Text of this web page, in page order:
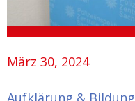
März 30, 2024
Aufklärung & Bildung